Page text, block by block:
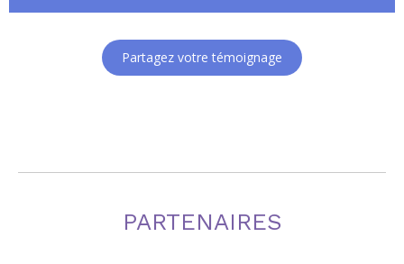
courbatures. Je recommande à100%.
Partagez votre témoignage
PARTENAIRES